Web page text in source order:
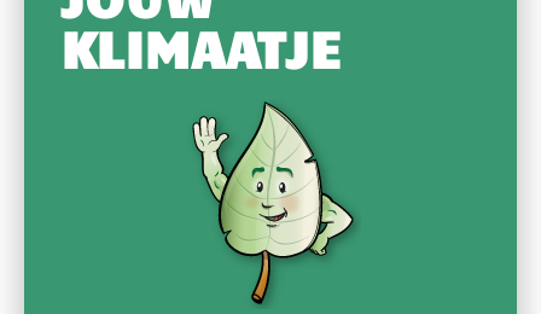
KLIMAATJE